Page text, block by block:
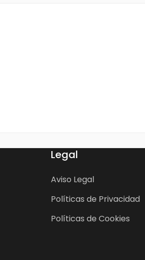
Legal
Aviso Legal
Políticas de Privacidad
Políticas de Cookies